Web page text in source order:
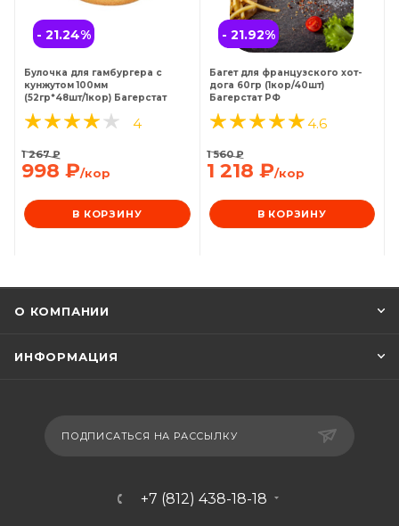
- 21.24%
Булочка для гамбургера с
кунжутом 100мм
(52гр*48шт/1кор) Багерстат
4
998 ₽/кор
1 267₽
В КОРЗИНУ
- 21.92%
Багет для французского хот-
дога 60гр (1кор/40шт)
Багерстат РФ
4.6
1 218 ₽/кор
1 560₽
В КОРЗИНУ
О КОМПАНИИ
ИНФОРМАЦИЯ
ПОДПИСАТЬСЯ НА РАССЫЛКУ
+7 (812) 438-18-18